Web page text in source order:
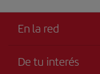
En la red
De tu interés